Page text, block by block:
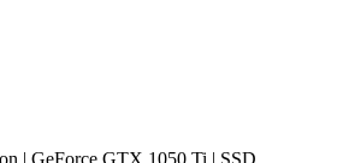
| GeForce GTX 1050 Ti | SSD